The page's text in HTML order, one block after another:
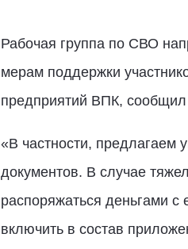
Рабочая группа по СВО
мерам поддержки
предприятий ВПК, сообщил
«В частности, предлагаем
документов. В случае
распоряжаться деньгами с
включить в состав